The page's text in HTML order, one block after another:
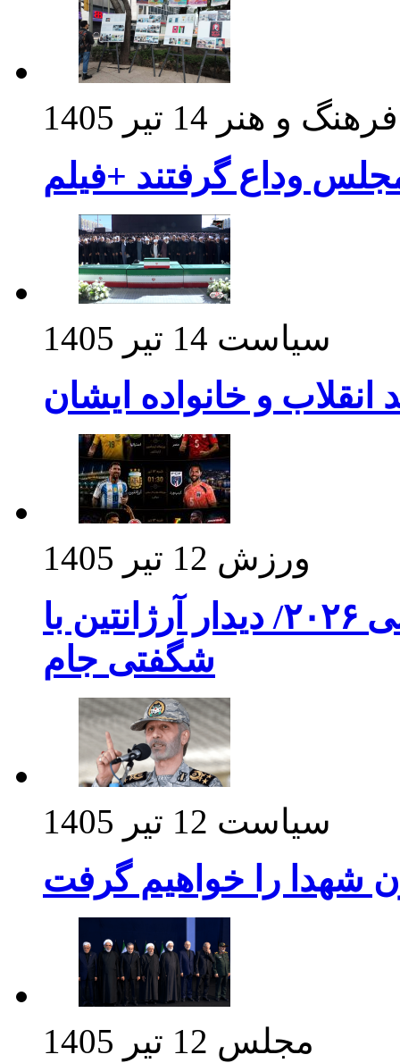
فرهنگ و هنر 14 تیر 1405
وداع گرفتند +فیلم
سیاست 14 تیر 1405
انقلاب و خانواده ایشان
ورزش 12 تیر 1405
برنامه بازی های امشب جام جهانی ۲۰۲۶/ دیدار آرژانتین با
شگفتی جام
سیاست 12 تیر 1405
شهدا را خواهیم گرفت
مجلس 12 تیر 1405